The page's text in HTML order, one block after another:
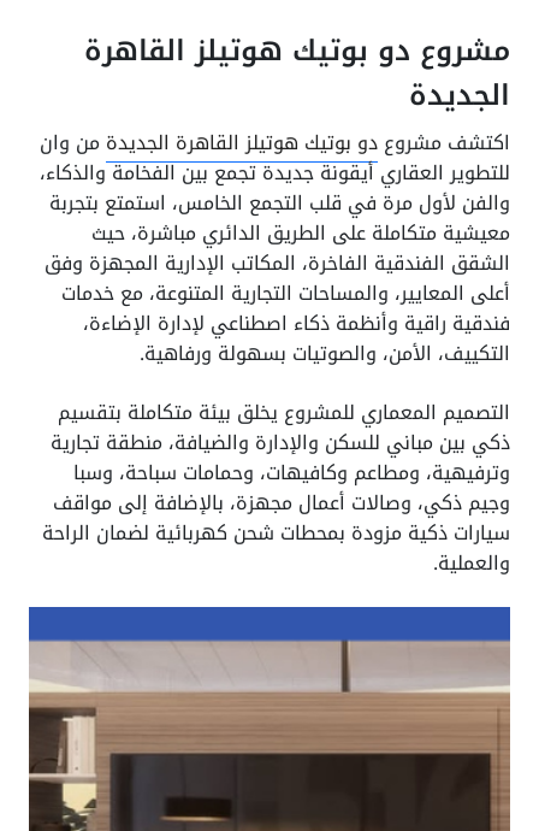
مشروع دو بوتيك هوتيلز القاهرة
الجديدة
اكتشف مشروعدو بوتيك هوتيلز القاهرة الجديدة من وان
للتطوير العقاري أيقونة جديدة تجمع بين الفخامة والذكاء،
والفن لأول مرة في قلب التجمع الخامس، استمتع بتجربة
معيشية متكاملة على الطريق الدائري مباشرة، حيث
الشقق الفندقية الفاخرة، المكاتب الإدارية المجهزة وفق
أعلى المعايير، والمساحات التجارية المتنوعة، مع خدمات
فندقية راقية وأنظمة ذكاء اصطناعي لإدارة الإضاءة،
التكييف، الأمن، والصوتيات بسهولة ورفاهية.
التصميم المعماري للمشروع يخلق بيئة متكاملة بتقسيم
ذكي بين مباني للسكن والإدارة والضيافة، منطقة تجارية
وترفيهية، ومطاعم وكافيهات، وحمامات سباحة، وسبا
وجيم ذكي، وصالات أعمال مجهزة، بالإضافة إلى مواقف
سيارات ذكية مزودة بمحطات شحن كهربائية لضمان الراحة
والعملية.